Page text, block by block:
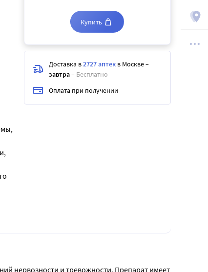
Купить
Доставка в2727 аптек в Москве–
завтра– Бесплатно
Оплата при получении
нервозности и тревожности. Препарат имеет